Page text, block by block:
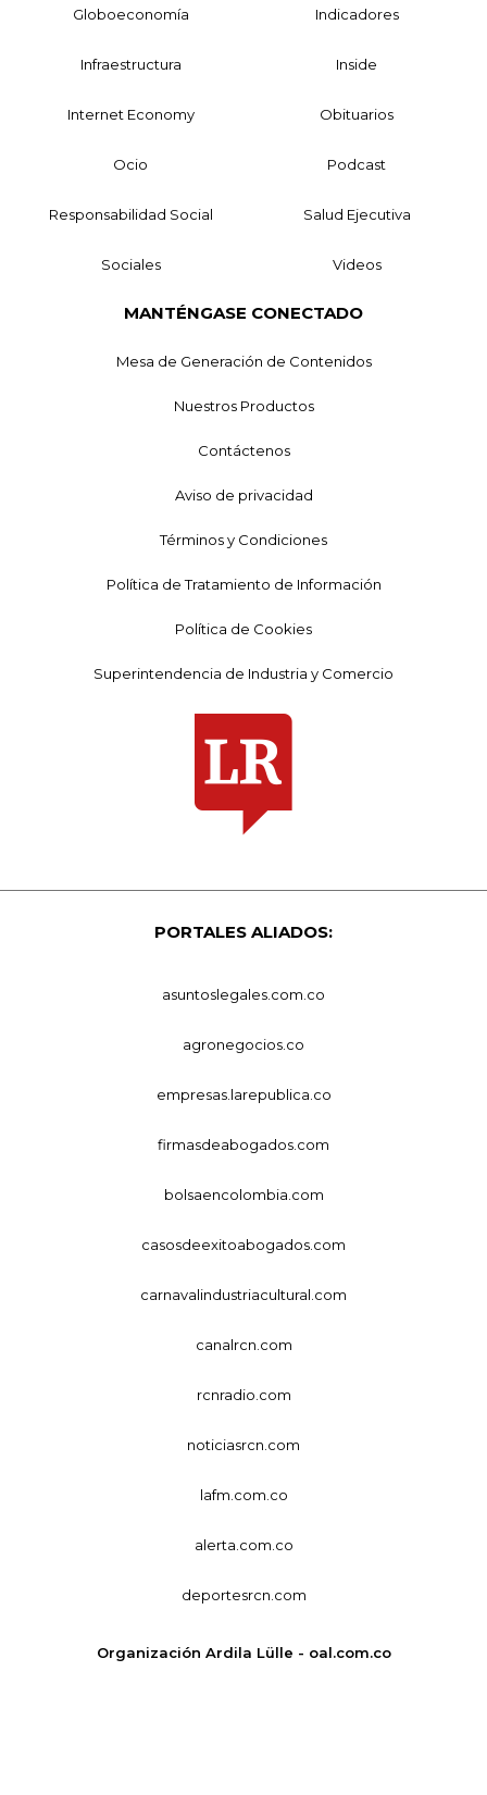
Globoeconomía Indicadores
Infraestructura Inside
Internet Economy Obituarios
Ocio Podcast
Responsabilidad Social Salud Ejecutiva
Sociales Videos
MANTÉNGASE CONECTADO
Mesa de Generación de Contenidos
Nuestros Productos
Contáctenos
Aviso de privacidad
Términos y Condiciones
Política de Tratamiento de Información
Política de Cookies
Superintendencia de Industria y Comercio
PORTALES ALIADOS:
asuntoslegales.com.co
agronegocios.co
empresas.larepublica.co
firmasdeabogados.com
bolsaencolombia.com
casosdeexitoabogados.com
carnavalindustriacultural.com
canalrcn.com
rcnradio.com
noticiasrcn.com
lafm.com.co
alerta.com.co
deportesrcn.com
Organización Ardila Lülle - oal.com.co